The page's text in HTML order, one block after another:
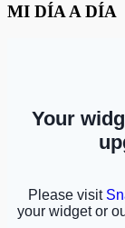
MI DÍA A DÍA